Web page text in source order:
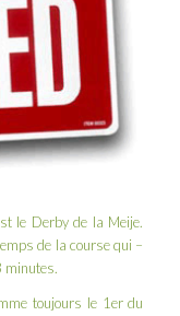
le Derby de la Meije.
de la course qui –
minutes.
toujours le 1er du